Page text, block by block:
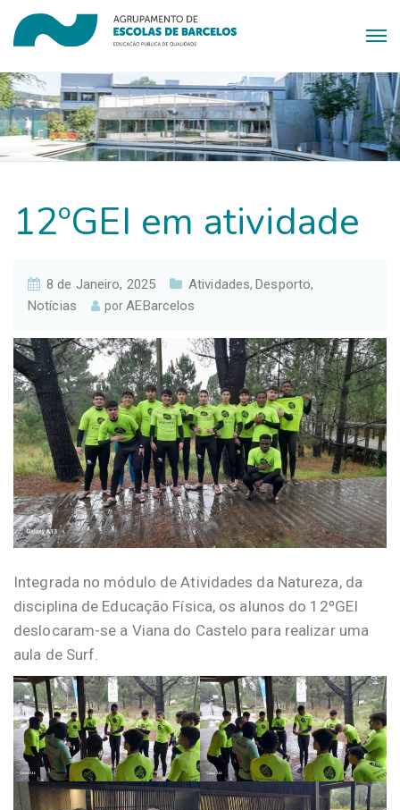
12ºGEI em atividade
8 de Janeiro, 2025 Atividades, Desporto,
Notícias porAEBarcelos
Integrada no módulo de Atividades da Natureza, da
disciplina de Educação Física, os alunos do 12ºGEI
deslocaram-se a Viana do Castelo para realizar uma
aula de Surf.